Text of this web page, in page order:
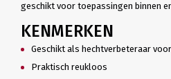
geschikt voor toepassingen binnen
KENMERKEN
Geschikt als hechtverbeteraar
Praktisch reukloos